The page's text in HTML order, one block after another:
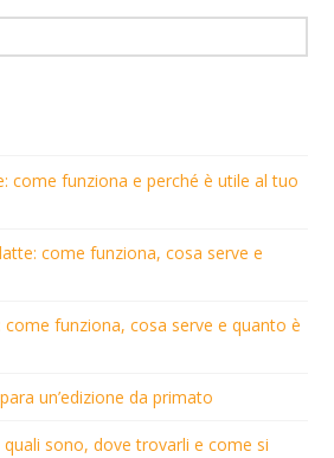
come funziona e perché è utile al tuo
come funziona, cosa serve e
funziona, cosa serve e quanto è
un’edizione da primato
quali sono, dove trovarli e come si